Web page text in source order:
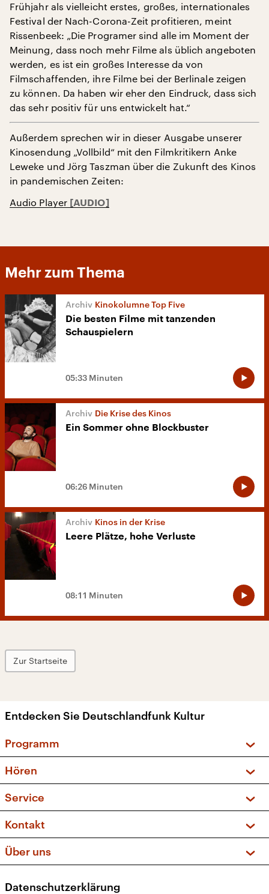
Frühjahr als vielleicht erstes, großes, internationales
Festival der Nach-Corona-Zeit profitieren, meint
Rissenbeek: „Die Programer sind alle im Moment der
Meinung, dass noch mehr Filme als üblich angeboten
werden, es ist ein großes Interesse da von
Filmschaffenden, ihre Filme bei der Berlinale zeigen
zu können. Da haben wir eher den Eindruck, dass sich
das sehr positiv für uns entwickelt hat.“
Außerdem sprechen wir in dieser Ausgabe unserer
Kinosendung „Vollbild“ mit den Filmkritikern Anke
Leweke und Jörg Taszman über die Zukunft des Kinos
in pandemischen Zeiten:
Audio Player
Mehr zum Thema
Kinokolumne Top Five
Die besten Filme mit tanzenden
Schauspielern
05:33 Minuten
Die Krise des Kinos
Ein Sommer ohne Blockbuster
06:26 Minuten
Kinos in der Krise
Leere Plätze, hohe Verluste
08:11 Minuten
Zur Startseite
Entdecken Sie Deutschlandfunk Kultur
Programm
Sendungen und Podcasts
Musikliste
Kakadu – Das Kinderprogramm
Hören
Frequenzen (UKW + DAB+)
Service
FAQ
Apps
Newsletter
Kontakt
Social Media
Über uns
Datenschutzerklärung